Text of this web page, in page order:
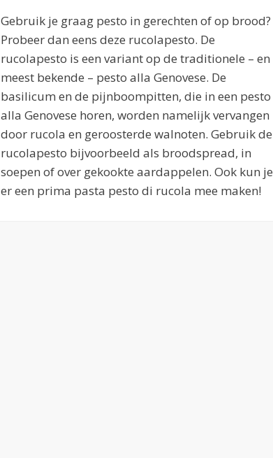
Gebruik je graag pesto in gerechten of op brood?
Probeer dan eens deze rucolapesto. De
rucolapesto is een variant op de traditionele – en
meest bekende – pesto alla Genovese. De
basilicum en de pijnboompitten, die in een pesto
alla Genovese horen, worden namelijk vervangen
door rucola en geroosterde walnoten. Gebruik de
rucolapesto bijvoorbeeld als broodspread, in
soepen of over gekookte aardappelen. Ook kun je
er een prima pasta pesto di rucola mee maken!